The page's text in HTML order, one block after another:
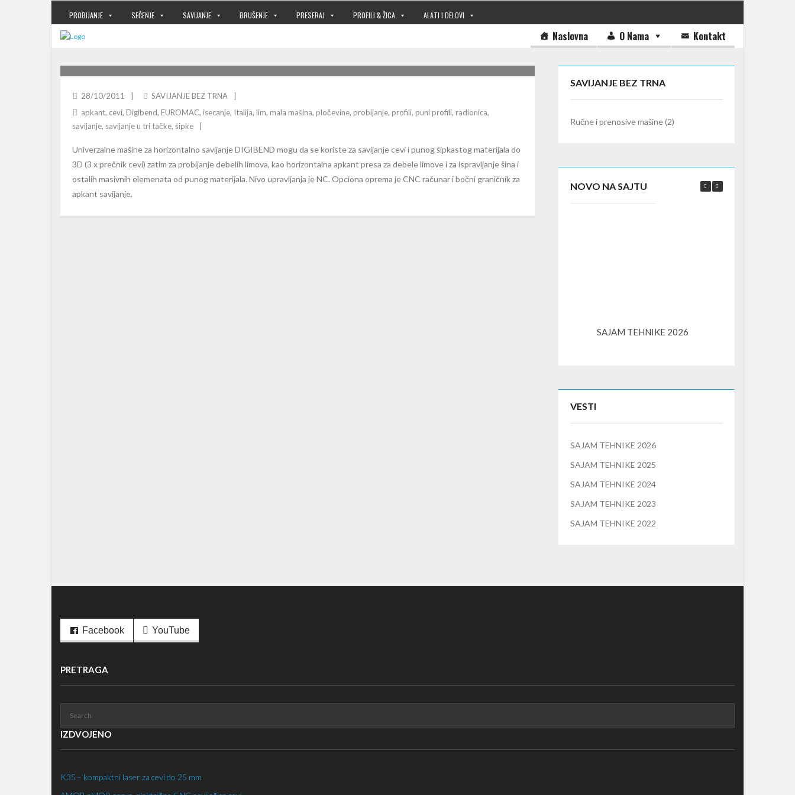
PROBIJANJE SEČENJE SAVIJANJE BRUŠENJE PRESERAJ PROFILI & ŽICA ALATI I DELOVI
Naslovna O Nama Kontakt
28/10/2011
SAVIJANJE BEZ TRNA
apkant, cevi, Digibend, EUROMAC, isecanje, Italija, lim, mala mašina, pločevine, probijanje, profili, puni profili, radionica,
savijanje, savijanje u tri tačke, šipke
Univerzalne mašine za horizontalno savijanje DIGIBEND mogu da se koriste za savijanje cevi i punog šipkastog materijala do
3D (3 x prečnik cevi) zatim za probijanje debelih limova, kao horizontalna apkant presa za debele limove i za ispravljanje šina i
ostalih masivnih elemenata od punog materijala. Nivo upravljanja je NC. Opciona oprema je CNC računar i bočni graničnik za
apkant savijanje.
SAVIJANJE BEZ TRNA
Ručne i prenosive mašine(2)
NOVO NA SAJTU
SAJAM TEHNIKE 2026
VESTI
SAJAM TEHNIKE 2026
SAJAM TEHNIKE 2025
SAJAM TEHNIKE 2024
SAJAM TEHNIKE 2023
SAJAM TEHNIKE 2022
Facebook YouTube
PRETRAGA
IZDVOJENO
K3S – kompaktni laser za cevi do 25 mm